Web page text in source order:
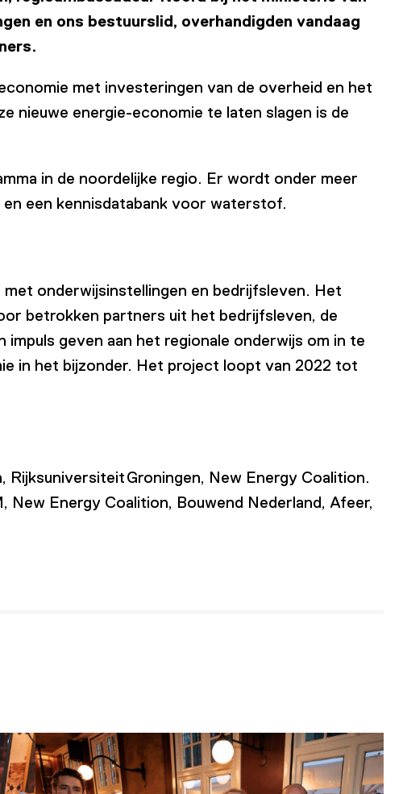
en ons bestuurslid, overhandigden vandaag
met investeringen van de overheid en het
nieuwe energie-economie te laten slagen is de
in de noordelijke regio. Er wordt onder meer
een kennisdatabank voor waterstof.
onderwijsinstellingen en bedrijfsleven. Het
betrokken partners uit het bedrijfsleven, de
geven aan het regionale onderwijs om in te
in het bijzonder. Het project loopt van 2022 tot
Groningen, New Energy Coalition.
Energy Coalition, Bouwend Nederland, Afeer,